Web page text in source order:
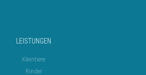
LEISTUNGEN
Kleintiere
Rinder